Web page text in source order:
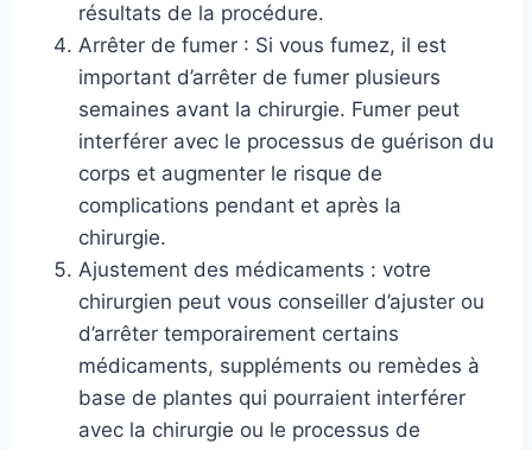
résultats de la procédure.
Arrêter de fumer : Si vous fumez, il est
important d’arrêter de fumer plusieurs
semaines avant la chirurgie. Fumer peut
interférer avec le processus de guérison du
corps et augmenter le risque de
complications pendant et après la
chirurgie.
Ajustement des médicaments : votre
chirurgien peut vous conseiller d’ajuster ou
d’arrêter temporairement certains
médicaments, suppléments ou remèdes à
base de plantes qui pourraient interférer
avec la chirurgie ou le processus de